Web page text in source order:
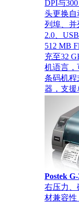
DPI与
头更换自
列埠、并
2.0、
512 MB
充至32
机语言，
条码机程
器，支援
Postek
右压力、
材兼容性